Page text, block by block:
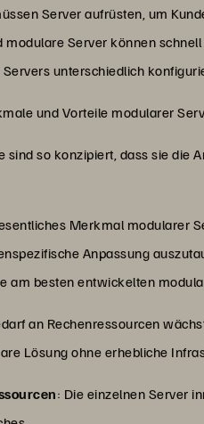
Server aufrüsten, um
Server können
unterschiedlich
und Vorteile modularer
sind so konzipiert, dass sie die
Merkmal modularer
Anpassung
am besten entwickelten
an Rechenressourcen
Lösung ohne erhebliche
: Die einzelnen Server